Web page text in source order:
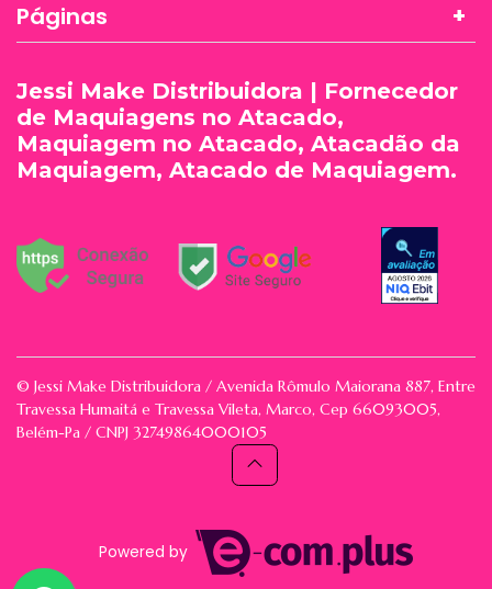
Páginas
Jessi Make Distribuidora | Fornecedor
de Maquiagens no Atacado,
Maquiagem no Atacado, Atacadão da
Maquiagem, Atacado de Maquiagem.
© Jessi Make Distribuidora / Avenida Rômulo Maiorana 887, Entre
Travessa Humaitá e Travessa Vileta, Marco, Cep 66093005,
Belém-Pa / CNPJ 32749864000105
Powered by